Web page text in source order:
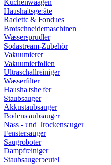
Küchenwaagen
Haushaltsgeräte
Raclette & Fondues
Brotschneidemaschinen
Wassersprudler
Sodastream-Zubehör
Vakuumierer
Vakuumierfolien
Ultraschallreiniger
Wasserfilter
Haushaltshelfer
Staubsauger
Akkustaubsauger
Bodenstaubsauger
Nass - und Trockensauger
Fenstersauger
Saugroboter
Dampfreiniger
Staubsaugerbeutel